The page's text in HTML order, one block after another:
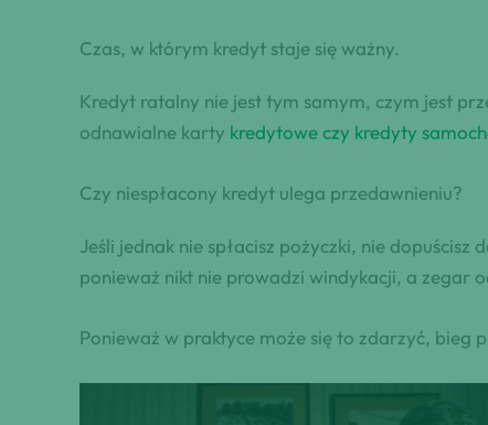
Czas, w którym kredyt staje się ważny.
Kredyt ratalny nie jest tym samym, czym jest
odnawialne karty kredytowe czy kredyty
Czy niespłacony kredyt ulega przedawnieniu?
Jeśli jednak nie spłacisz pożyczki, nie
ponieważ nikt nie prowadzi windykacji, a zegar
Ponieważ w praktyce może się to zdarzyć, bieg